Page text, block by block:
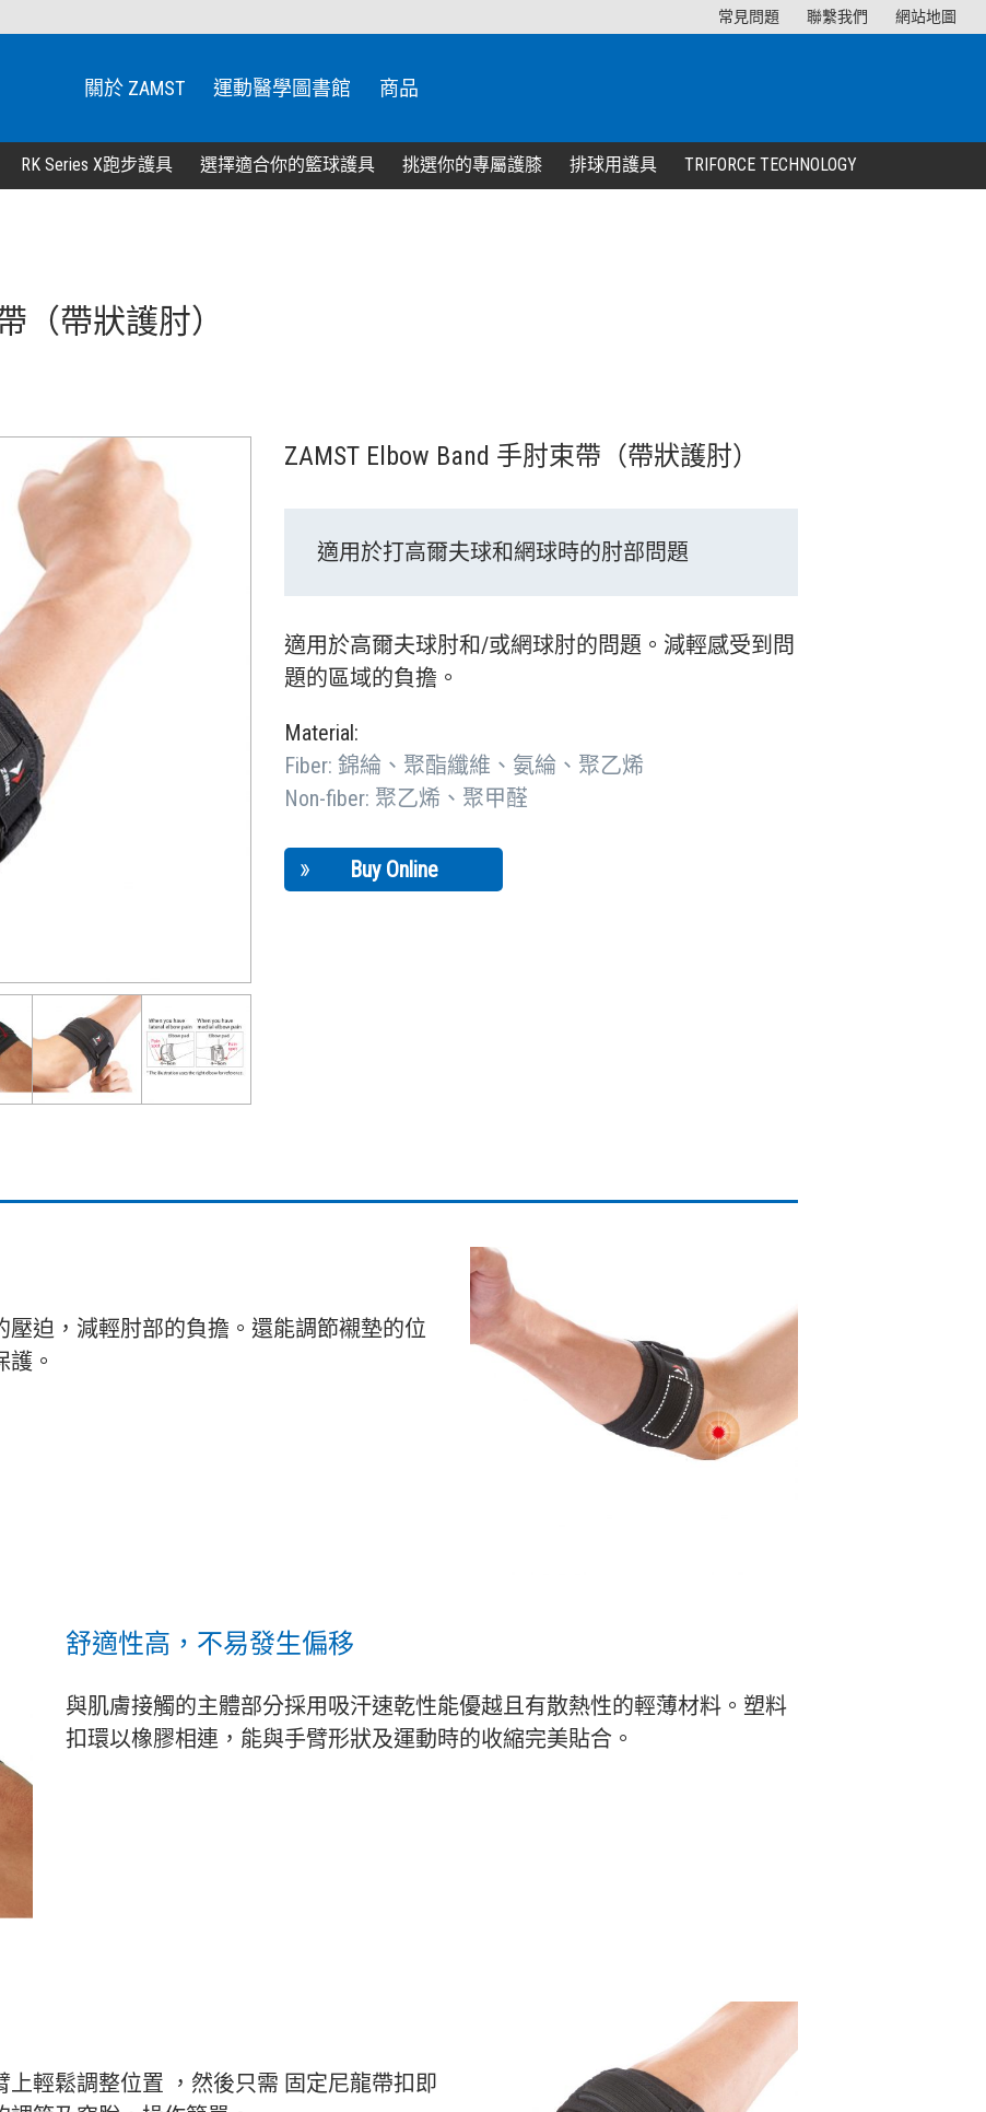
常見問題 聯繫我們 網站地圖
關於 ZAMST 運動醫學圖書館 商品
RK Series X跑步護具 選擇適合你的籃球護具 挑選你的專屬護膝 排球用護具 TRIFORCE TECHNOLOGY
（帶狀護肘）
ZAMST Elbow Band 手肘束帶（帶狀護肘）
適用於打高爾夫球和網球時的肘部問題
適用於高爾夫球肘和/或網球肘的問題。減輕感受到問
題的區域的負擔。
Material:
Fiber: 錦綸、聚酯纖維、氨綸、聚乙烯
Non-fiber: 聚乙烯、聚甲醛
Buy Online
迫，減輕肘部的負擔。還能調節襯墊的位
。
舒適性高，不易發生偏移
與肌膚接觸的主體部分採用吸汗速乾性能優越且有散熱性的輕薄材料。塑料
扣環以橡膠相連，能與手臂形狀及運動時的收縮完美貼合。
輕鬆調整位置 ，然後只需 固定尼龍帶扣即